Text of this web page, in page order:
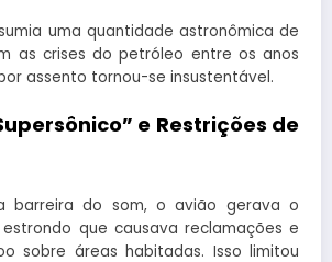
uma quantidade astronômica de
as crises do petróleo entre os anos
assento tornou-se insustentável.
e Restrições de
barreira do som, o avião gerava o
que causava reclamações e
sobre áreas habitadas. Isso limitou